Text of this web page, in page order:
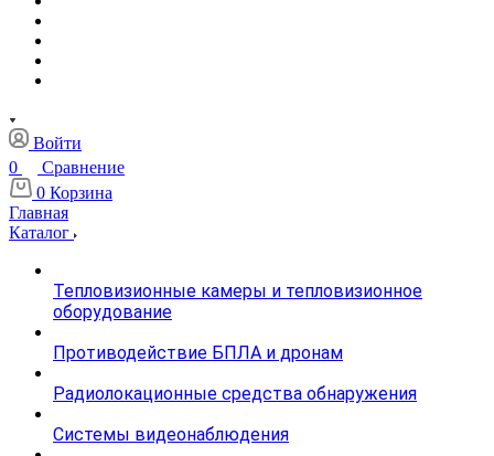
Войти
0
Сравнение
0 Корзина
Главная
Каталог
Тепловизионные камеры и тепловизионное
оборудование
Противодействие БПЛА и дронам
Радиолокационные средства обнаружения
Системы видеонаблюдения